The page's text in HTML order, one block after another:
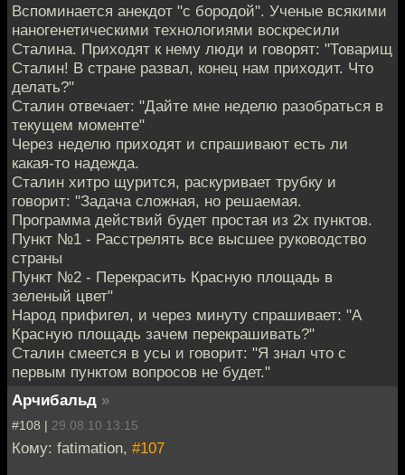
Вспоминается анекдот "с бородой". Ученые всякими
наногенетическими технологиями воскресили
Сталина. Приходят к нему люди и говорят: "Товарищ
Сталин! В стране развал, конец нам приходит. Что
делать?"
Сталин отвечает: "Дайте мне неделю разобраться в
текущем моменте"
Через неделю приходят и спрашивают есть ли
какая-то надежда.
Сталин хитро щурится, раскуривает трубку и
говорит: "Задача сложная, но решаемая.
Программа действий будет простая из 2х пунктов.
Пункт №1 - Расстрелять все высшее руководство
страны
Пункт №2 - Перекрасить Красную площадь в
зеленый цвет"
Народ прифигел, и через минуту спрашивает: "А
Красную площадь зачем перекрашивать?"
Сталин смеется в усы и говорит: "Я знал что с
первым пунктом вопросов не будет."
Арчибальд »
#108 | 29.08.10 13:15
Кому: fatimation, #107